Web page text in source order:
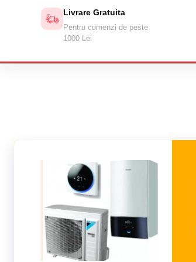
Livrare Gratuita
Pentru comenzi de peste
1000 Lei